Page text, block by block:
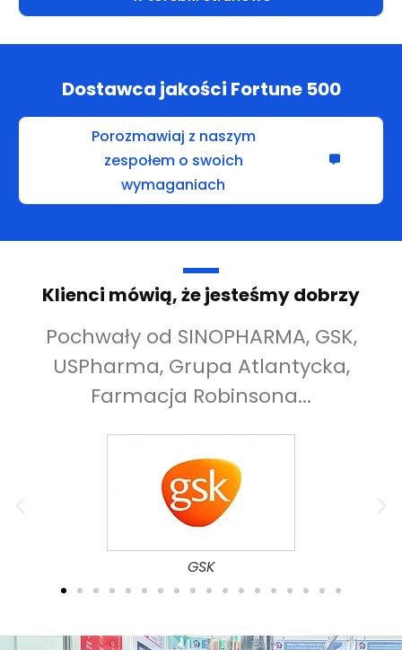
Dostawca jakości Fortune 500
Porozmawiaj z naszym
zespołem o swoich
wymaganiach
Klienci mówią, że jesteśmy dobrzy
Pochwały od SINOPHARMA, GSK,
USPharma, Grupa Atlantycka,
Farmacja Robinsona...
UCB